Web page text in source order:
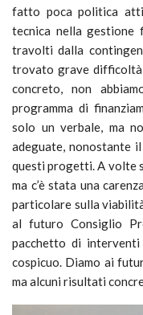
fatto poca politica
tecnica nella gestione
travolti dalla
trovato grave difficoltà
concreto, non
programma di
solo un verbale, ma
adeguate, nonostante
questi progetti. A volte
ma c’è stata una
particolare sulla
al futuro Consiglio
pacchetto di
cospicuo. Diamo ai
ma alcuni risultati